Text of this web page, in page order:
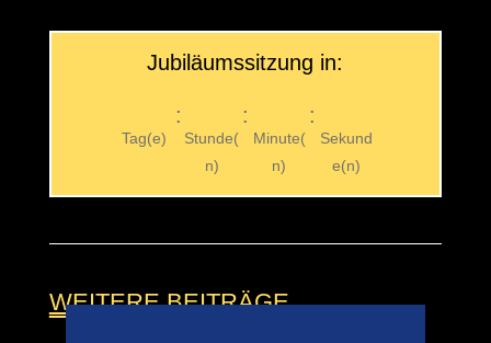
Jubiläumssitzung in:
Tag(e)
:
Stunde(
n)
:
Minute(
n)
:
Sekund
e(n)
WEITERE BEITRÄGE